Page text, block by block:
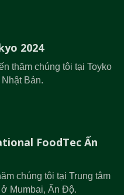
2024
thăm chúng tôi tại Toyko
Bản.
FoodTec Ấn
chúng tôi tại Trung tâm
Mumbai, Ấn Độ.